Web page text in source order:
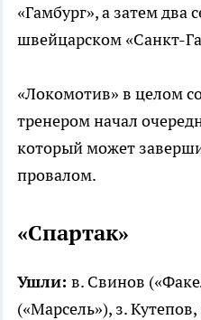
«Гамбург», а затем два
швейцарском «Санкт-
«Локомотив» в целом
тренером начал
который может
провалом.
«Спартак»
Ушли: в. Свинов
(«Марсель»), з.